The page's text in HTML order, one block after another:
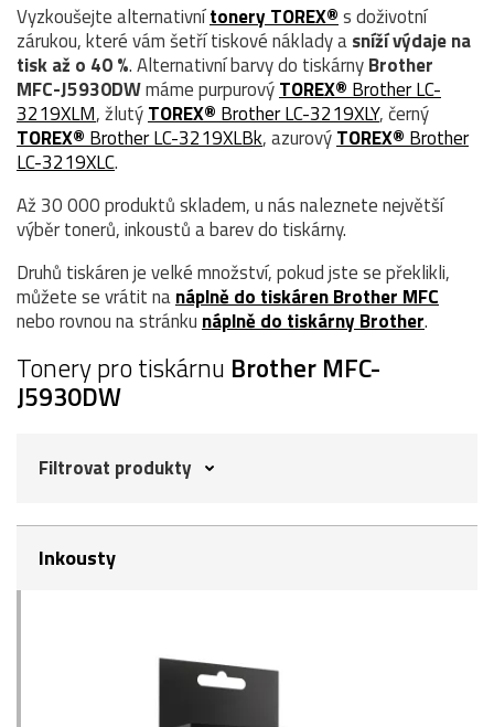
Vyzkoušejte alternativnítonery TOREX®s doživotní
zárukou, které vám šetří tiskové náklady asníží výdaje na
tisk až o 40 %. Alternativní barvy do tiskárnyBrother
MFC-J5930DWmáme purpurovýTOREX® Brother LC-
3219XLM, žlutýTOREX® Brother LC-3219XLY, černý
TOREX® Brother LC-3219XLBk, azurovýTOREX® Brother
LC-3219XLC.
Až 30 000 produktů skladem, u nás naleznete největší
výběr tonerů, inkoustů a barev do tiskárny.
Druhů tiskáren je velké množství, pokud jste se překlikli,
můžete se vrátit nanáplně do tiskáren Brother MFC
nebo rovnou na stránku náplně do tiskárny Brother.
Tonery pro tiskárnu Brother MFC-
J5930DW
Filtrovat produkty
Inkousty